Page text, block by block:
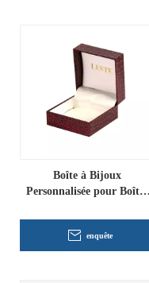
Boîte à Bijoux
Personnalisée pour Boîtes
enquête